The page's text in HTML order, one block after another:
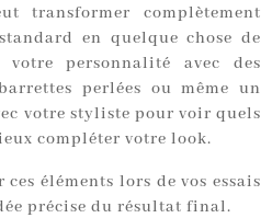
transformer complètement
en quelque chose de
votre personnalité avec des
perlées ou même un
votre styliste pour voir quels
compléter votre look.
ces éléments lors de vos essais
précise du résultat final.